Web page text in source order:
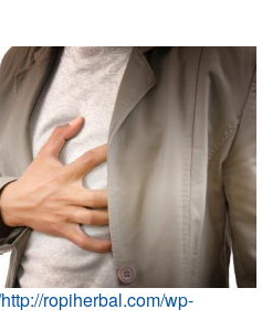
ropiherbal.com/wp-